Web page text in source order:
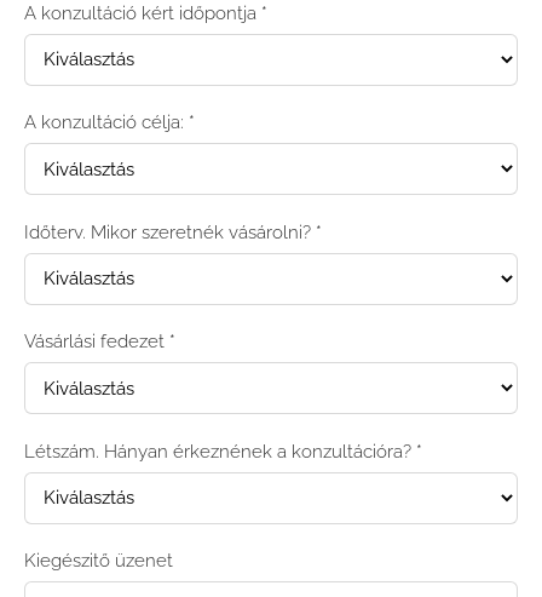
A konzultáció kért időpontja *
A konzultáció célja: *
Időterv. Mikor szeretnék vásárolni? *
Vásárlási fedezet *
Létszám. Hányan érkeznének a konzultációra? *
Kiegészitő üzenet